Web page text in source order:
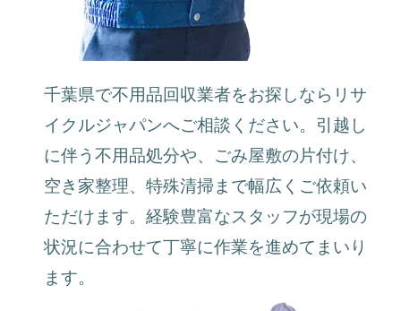
千葉県で不用品回収業者をお探しならリサ
イクルジャパンへご相談ください。引越し
に伴う不用品処分や、ごみ屋敷の片付け、
空き家整理、特殊清掃まで幅広くご依頼い
ただけます。経験豊富なスタッフが現場の
状況に合わせて丁寧に作業を進めてまいり
ます。